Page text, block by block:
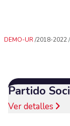
DEMO-UR 2018-2022
Partido
Ver detalles